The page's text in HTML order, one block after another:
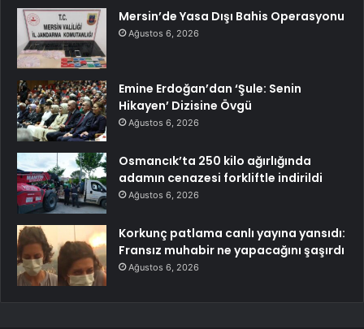
Mersin’de Yasa Dışı Bahis Operasyonu
Ağustos 6, 2026
Emine Erdoğan’dan ‘Şule: Senin
Hikayen’ Dizisine Övgü
Ağustos 6, 2026
Osmancık’ta 250 kilo ağırlığında
adamın cenazesi forkliftle indirildi
Ağustos 6, 2026
Korkunç patlama canlı yayına yansıdı:
Fransız muhabir ne yapacağını şaşırdı
Ağustos 6, 2026